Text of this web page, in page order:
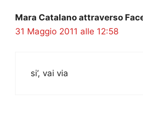
Mara Catalano attraverso
31 Maggio 2011 alle 12:58
si’, vai via